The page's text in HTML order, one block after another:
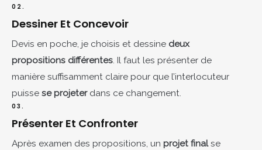
02.
Dessiner Et Concevoir​
Devis en poche, je choisis et dessine deux
propositions différentes. Il faut les présenter de
manière suffisamment claire pour que l’interlocuteur
puisse se projeterdans ce changement.
03.
Présenter Et Confronter
Après examen des propositions, un projet finalse